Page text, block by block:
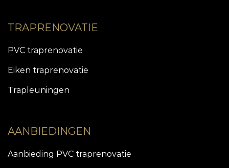
TRAPRENOVATIE
PVC traprenovatie
Eiken traprenovatie
Trapleuningen
AANBIEDINGEN
Aanbieding PVC traprenovatie